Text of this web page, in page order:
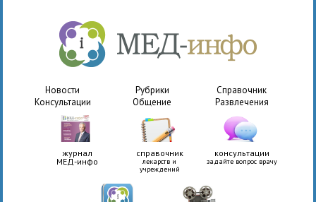
Новости Рубрики
Справочник
Консультации
Общение Развлечения
журнал
МЕД-инфо
справочник
лекарств и
учреждений
консультации
задайте вопрос врачу